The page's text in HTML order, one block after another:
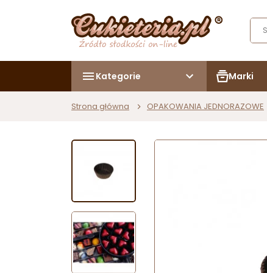
Kategorie Marki
Strona główna OPAKOWANIA JEDNORAZOWE